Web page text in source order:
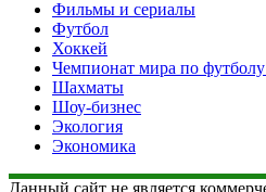
Фильмы и сериалы
Футбол
Хоккей
Чемпионат мира по
Шахматы
Шоу-бизнес
Экология
Экономика
Данный сайт не является